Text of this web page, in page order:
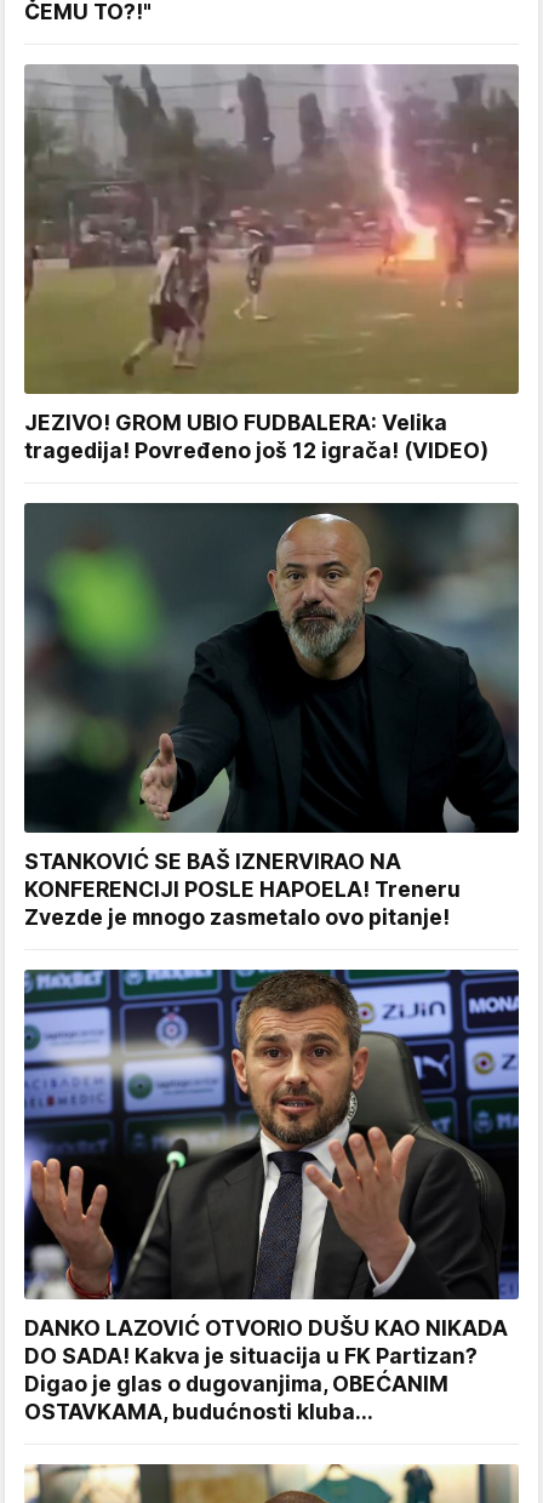
ČEMU TO?!"
JEZIVO! GROM UBIO FUDBALERA: Velika
tragedija! Povređeno još 12 igrača! (VIDEO)
STANKOVIĆ SE BAŠ IZNERVIRAO NA
KONFERENCIJI POSLE HAPOELA! Treneru
Zvezde je mnogo zasmetalo ovo pitanje!
DANKO LAZOVIĆ OTVORIO DUŠU KAO NIKADA
DO SADA! Kakva je situacija u FK Partizan?
Digao je glas o dugovanjima, OBEĆANIM
OSTAVKAMA, budućnosti kluba...